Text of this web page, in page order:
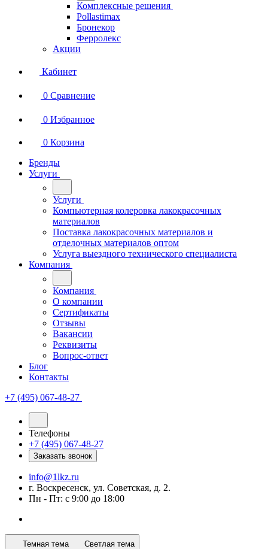
Комплексные решения
Pollastimax
Бронекор
Ферролекс
Акции
Кабинет
0 Сравнение
0 Избранное
0 Корзина
Бренды
Услуги
Услуги
Компьютерная колеровка лакокрасочных
материалов
Поставка лакокрасочных материалов и
отделочных материалов оптом
Услуга выездного технического специалиста
Компания
Компания
О компании
Сертификаты
Отзывы
Вакансии
Реквизиты
Вопрос-ответ
Блог
Контакты
+7 (495) 067-48-27
Телефоны
+7 (495) 067-48-27
Заказать звонок
info@1lkz.ru
г. Воскресенск, ул. Советская, д. 2.
Пн - Пт: с 9:00 до 18:00
Темная тема Светлая тема